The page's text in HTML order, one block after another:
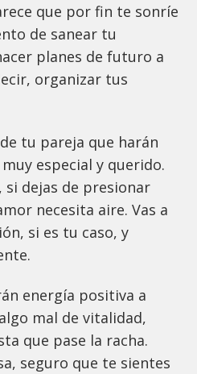
que por fin te sonríe
de sanear tu
planes de futuro a
organizar tus
tu pareja que harán
especial y querido.
si dejas de presionar
necesita aire. Vas a
si es tu caso, y
energía positiva a
mal de vitalidad,
que pase la racha.
seguro que te sientes